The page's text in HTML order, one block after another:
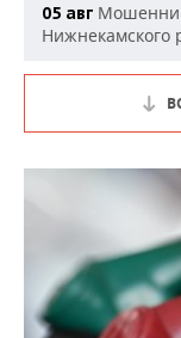
05 авг
Нижнекамского